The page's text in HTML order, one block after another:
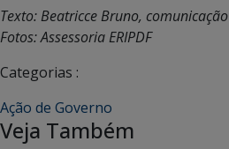
Texto: Beatricce Bruno,
Fotos: Assessoria ERIPDF
Categorias :
Ação de Governo
Veja Também